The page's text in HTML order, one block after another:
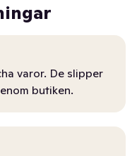
varor. De slipper
butiken.